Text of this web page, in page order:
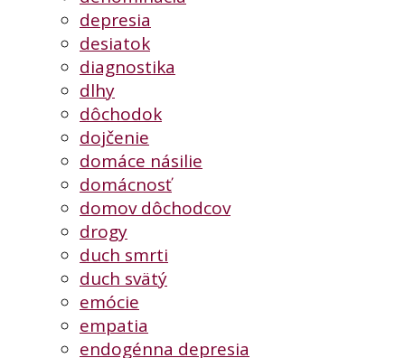
depresia
desiatok
diagnostika
dlhy
dôchodok
dojčenie
domáce násilie
domácnosť
domov dôchodcov
drogy
duch smrti
duch svätý
emócie
empatia
endogénna depresia